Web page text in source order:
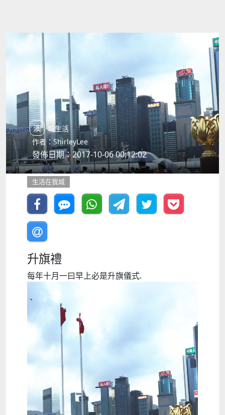
澳城生活
作者：ShirleyLee
發佈日期：2017-10-06 00:12:02
生活在我城
升旗禮
每年十月一曰早上必是升旗儀式.